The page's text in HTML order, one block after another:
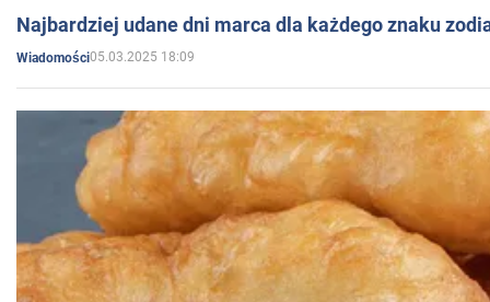
Najbardziej udane dni marca dla każdego znaku
Wiadomości05.03.2025 18:09